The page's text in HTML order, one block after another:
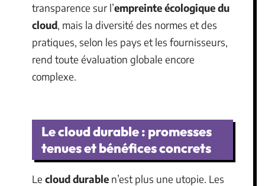
transparence sur l’empreinte écologique du
cloud, mais la diversité des normes et des
pratiques, selon les pays et les fournisseurs,
rend toute évaluation globale encore
complexe.
Le cloud durable : promesses
tenues et bénéfices concrets
Le cloud durable n’est plus une utopie. Les